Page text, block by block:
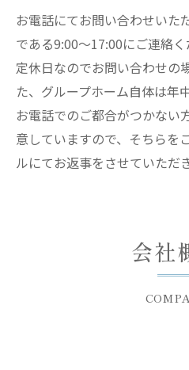
お電話にてお問い合わせいた
である9:00〜17:00にご連絡
定休日なのでお問い合わせの
た、グループホーム自体は年
お電話でのご都合がつかない
意していますので、そちらを
ルにてお返事をさせていただ
会社